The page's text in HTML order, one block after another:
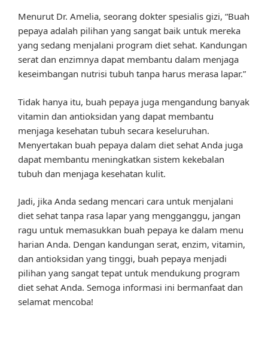
Menurut Dr. Amelia, seorang dokter spesialis gizi, “Buah
pepaya adalah pilihan yang sangat baik untuk mereka
yang sedang menjalani program diet sehat. Kandungan
serat dan enzimnya dapat membantu dalam menjaga
keseimbangan nutrisi tubuh tanpa harus merasa lapar.”
Tidak hanya itu, buah pepaya juga mengandung banyak
vitamin dan antioksidan yang dapat membantu
menjaga kesehatan tubuh secara keseluruhan.
Menyertakan buah pepaya dalam diet sehat Anda juga
dapat membantu meningkatkan sistem kekebalan
tubuh dan menjaga kesehatan kulit.
Jadi, jika Anda sedang mencari cara untuk menjalani
diet sehat tanpa rasa lapar yang mengganggu, jangan
ragu untuk memasukkan buah pepaya ke dalam menu
harian Anda. Dengan kandungan serat, enzim, vitamin,
dan antioksidan yang tinggi, buah pepaya menjadi
pilihan yang sangat tepat untuk mendukung program
diet sehat Anda. Semoga informasi ini bermanfaat dan
selamat mencoba!